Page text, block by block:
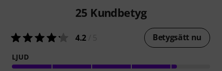
25 Kundbetyg
4.2 Betygsätt nu
LJUD